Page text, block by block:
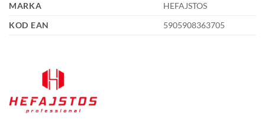
MARKA
HEFAJSTOS
KOD EAN
5905908363705